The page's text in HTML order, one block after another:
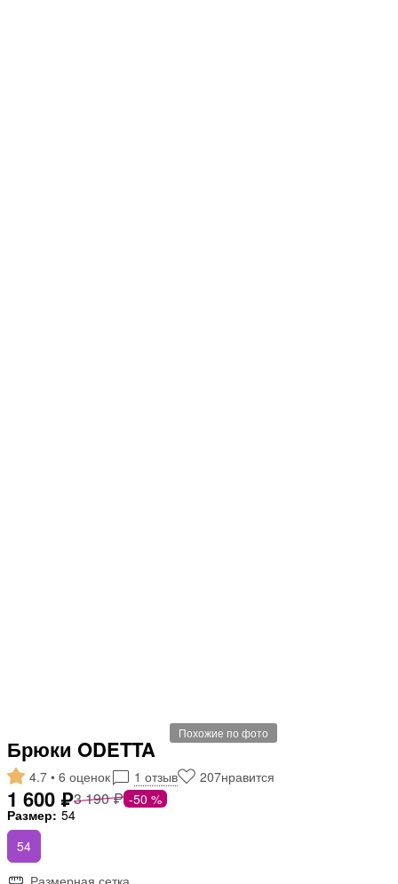
Похожие по фото
Брюки ODETTA
4.7 • 6 оценок 1 отзыв 207нравится
3 190 ₽ -50 %
1 600 ₽
Размер: 54
54
Размерная сетка